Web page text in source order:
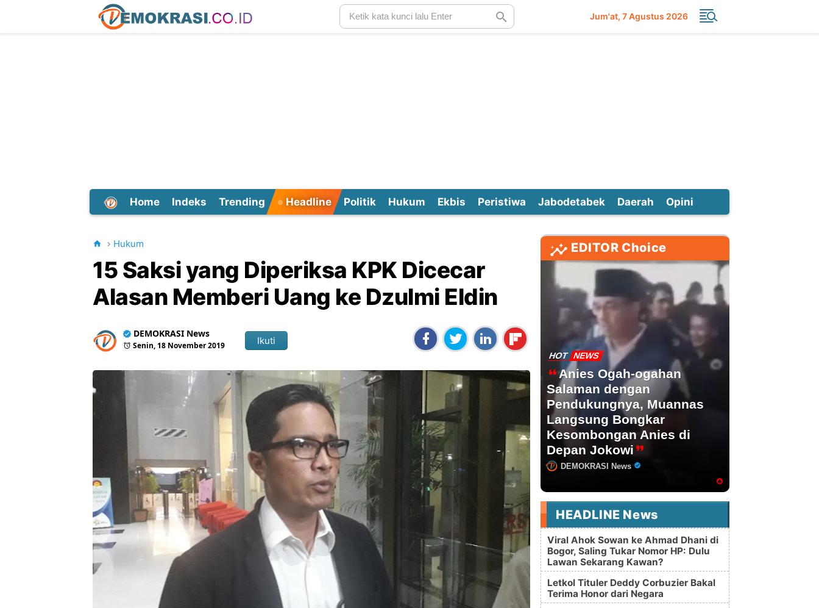
Jum'at 7 Agustus 2026
Home Indeks Trending Headline Politik Hukum Ekbis Peristiwa Jabodetabek Daerah Opini
Hukum
15 Saksi yang Diperiksa KPK Dicecar
Alasan Memberi Uang ke Dzulmi Eldin
DEMOKRASI News
Senin, 18 November 2019 Ikuti
EDITOR Choice
HOT NEWS
Anies Ogah-ogahan
Salaman dengan
Pendukungnya, Muannas
Langsung Bongkar
Kesombongan Anies di
Depan Jokowi
DEMOKRASI News
HEADLINE News
Viral Ahok Sowan ke Ahmad Dhani di
Bogor, Saling Tukar Nomor HP: Dulu
Lawan Sekarang Kawan?
Letkol Tituler Deddy Corbuzier Bakal
Terima Honor dari Negara